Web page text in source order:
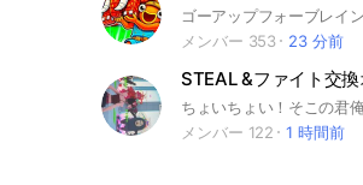
メンバー 353
23 分前
メンバー 122
1 時間前